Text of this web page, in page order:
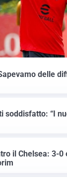
delle
soddisfatto: “I
il Chelsea: 3-0